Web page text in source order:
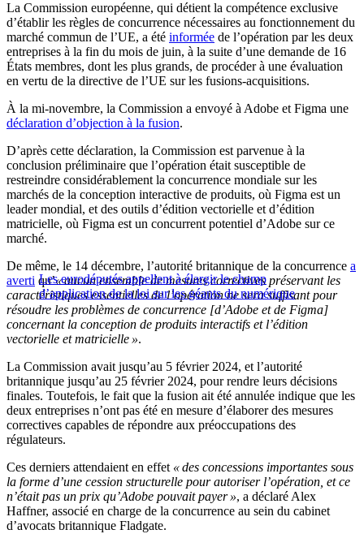
La Commission européenne, qui détient la compétence exclusive
d’établir les règles de concurrence nécessaires au fonctionnement du
marché commun de l’UE, a été informée de l’opération par les deux
entreprises à la fin du mois de juin, à la suite d’une demande de 16
États membres, dont les plus grands, de procéder à une évaluation
en vertu de la directive de l’UE sur les fusions-acquisitions.
À la mi-novembre, la Commission a envoyé à Adobe et Figma une
déclaration d’objection à la fusion.
D’après cette déclaration, la Commission est parvenue à la
conclusion préliminaire que l’opération était susceptible de
restreindre considérablement la concurrence mondiale sur les
marchés de la conception interactive de produits, où Figma est un
leader mondial, et des outils d’édition vectorielle et d’édition
matricielle, où Figma est un concurrent potentiel d’Adobe sur ce
marché.
Les eurodéputés appellent à élargir le champ
d’application de la loi sur les géants du numérique
De même, le 14 décembre, l’autorité britannique de la concurrence a
averti qu’« aucun ensemble de mesures correctives préservant les
caractéristiques essentielles de l’opération ne sera suffisant pour
résoudre les problèmes de concurrence [d’Adobe et de Figma]
concernant la conception de produits interactifs et l’édition
vectorielle et matricielle ».
La Commission avait jusqu’au 5 février 2024, et l’autorité
britannique jusqu’au 25 février 2024, pour rendre leurs décisions
finales. Toutefois, le fait que la fusion ait été annulée indique que les
deux entreprises n’ont pas été en mesure d’élaborer des mesures
correctives capables de répondre aux préoccupations des
régulateurs.
Ces derniers attendaient en effet « des concessions importantes sous
la forme d’une cession structurelle pour autoriser l’opération, et ce
n’était pas un prix qu’Adobe pouvait payer », a déclaré Alex
Haffner, associé en charge de la concurrence au sein du cabinet
d’avocats britannique Fladgate.